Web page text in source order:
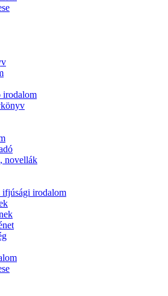
irodalom
novellák
ifjúsági irodalom